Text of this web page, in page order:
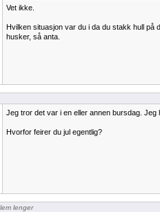
Vet ikke.
Hvilken situasjon var du i da du stakk hull på
husker, så anta.
Jeg tror det var i en eller annen bursdag. Jeg
Hvorfor feirer du jul egentlig?
lenger